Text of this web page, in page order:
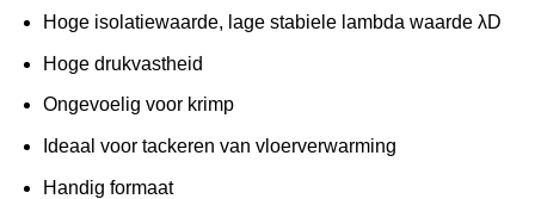
Hoge isolatiewaarde, lage stabiele lambda waarde λD
Hoge drukvastheid
Ongevoelig voor krimp
Ideaal voor tackeren van vloerverwarming
Handig formaat